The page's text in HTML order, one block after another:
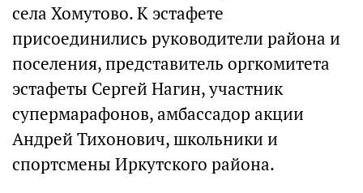
села Хомутово. К эстафете
присоединились руководители района и
поселения, представитель оргкомитета
эстафеты Сергей Нагин, участник
супермарафонов, амбассадор акции
Андрей Тихонович, школьники и
спортсмены Иркутского района.